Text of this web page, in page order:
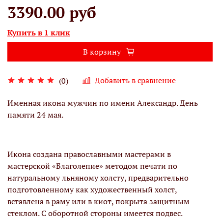
(0) Добавить в сравнение
3390.00 руб
Купить в 1 клик
В корзину
Именная икона мужчин по имени Александр. День
памяти 24 мая.
Икона создана православными мастерами в
мастерской «Благолепие» методом печати по
натуральному льняному холсту, предварительно
подготовленному как художественный холст,
вставлена в раму или в киот, покрыта защитным
стеклом. С оборотной стороны имеется подвес.